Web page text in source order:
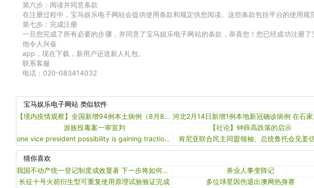
第六步：阅读并同意条款
在注册过程中，宝马娱乐电子网站会提供使用条款和规定供您阅读。这些条款包括平台的使用
第七步：完成注册
一旦您完成了所有必要的步骤，并同意了宝马娱乐电子网站的条款，恭喜您！您已经成功注册
他令人兴奋
app，现在下载，新用户还送新人礼包。
联系客服
电话：020-083414032
宝马娱乐电子网站 类似软件
【境内疫情观察】全国新增94例本土病例（8月8日）
游族投毒案一审宣判
【社论】钟薛高跌落的启示
one vice president possibility is gaining traction with donald trump, nbc reports
肯尼亚联合民主同盟领袖、总统鲁托会见姜
猜你喜欢
我国不动产统一登记制度成效显著 下一步将如何深化改革
券业人事变阵记
长征十号火箭衍生型可重复使用原理试验验证完成
多位球星因伤退出澳网热身赛